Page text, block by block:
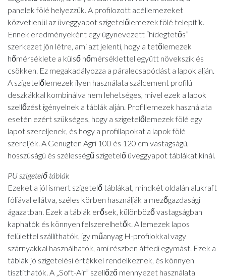
panelek fölé helyezzük. A profilozott acéllemezeket
közvetlenül az üveggyapot szigetelőlemezek fölé telepítik.
Ennek eredményeként egy úgynevezett “hidegtetős”
szerkezet jön létre, ami azt jelenti, hogy a tetőlemezek
hőmérséklete a külső hőmérséklettel együtt növekszik és
csökken. Ez megakadályozza a páralecsapódást a lapok alján.
A szigetelőlemezek ilyen használata szálcement profilú
deszkákkal kombinálva nem lehetséges, mivel ezek a lapok
szellőzést igényelnek a táblák alján. Profillemezek használata
esetén ezért szükséges, hogy a szigetelőlemezek fölé egy
lapot szereljenek, és hogy a profillapokat a lapok fölé
szereljék. A Genugten Agri 100 és 120 cm vastagságú,
hosszúságú és szélességű szigetelő üveggyapot táblákat kínál.
PU szigetelő táblák
Ezeket a jól ismert szigetelő táblákat, mindkét oldalán alukraft
fóliával ellátva, széles körben használják a mezőgazdasági
ágazatban. Ezek a táblák erősek, különböző vastagságban
kaphatók és könnyen felszerelhetők. A lemezek lapos
felülettel szállíthatók, így műanyag H-profilokkal vagy
szárnyakkal használhatók, ami részben átfedi egymást. Ezek a
táblák jó szigetelési értékkel rendelkeznek, és könnyen
tisztíthatók. A „Soft-Air” szellőző mennyezet használata